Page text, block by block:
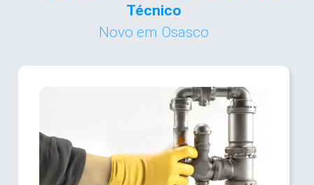
Técnico
Novo em Osasco